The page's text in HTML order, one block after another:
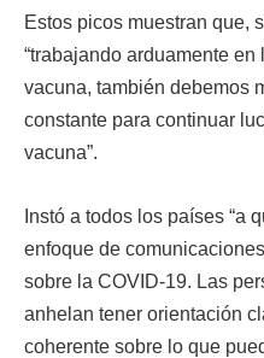
Estos picos muestran que,
“trabajando arduamente
vacuna, también debemos
constante para continuar
vacuna”.
Instó a todos los países “a
enfoque de
sobre la COVID-19. Las
anhelan tener orientación
coherente sobre lo que